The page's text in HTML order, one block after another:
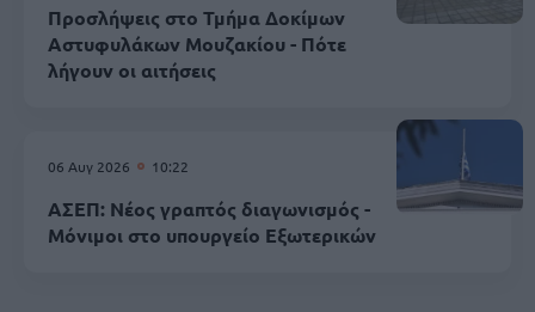
Προσλήψεις στο Τμήμα Δοκίμων
Αστυφυλάκων Mουζακίου - Πότε
λήγουν οι αιτήσεις
06 Αυγ 2026 10:22
ΑΣΕΠ: Νέος γραπτός διαγωνισμός -
Μόνιμοι στο υπουργείο Εξωτερικών